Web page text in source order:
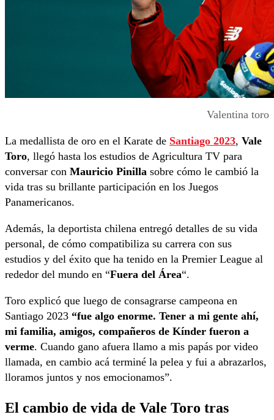
Valentina toro
La medallista de oro en el Karate de Santiago 2023, Vale
Toro, llegó hasta los estudios de Agricultura TV para
conversar con Mauricio Pinilla sobre cómo le cambió la
vida tras su brillante participación en los Juegos
Panamericanos.
Además, la deportista chilena entregó detalles de su vida
personal, de cómo compatibiliza su carrera con sus
estudios y del éxito que ha tenido en la Premier League al
rededor del mundo en “Fuera del Área“.
Toro explicó que luego de consagrarse campeona en
Santiago 2023 “fue algo enorme. Tener a mi gente ahí,
mi familia, amigos, compañeros de Kínder fueron a
verme. Cuando gano afuera llamo a mis papás por video
llamada, en cambio acá terminé la pelea y fui a abrazarlos,
lloramos juntos y nos emocionamos”.
El cambio de vida de Vale Toro tras